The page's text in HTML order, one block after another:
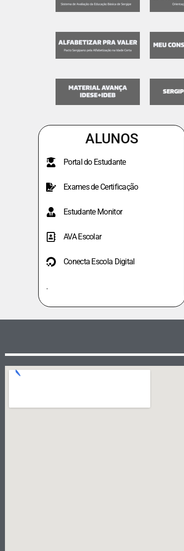
ALUNOS
Portal do Estudante
Exames de Certificação
Estudante Monitor
AVA Escolar
Conecta Escola Digital
.